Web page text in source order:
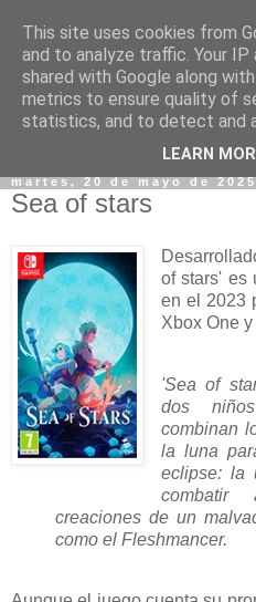
martes, 20 de mayo de 2025
Sea of stars
of stars' es
en el 2023
Xbox One
'Sea of
dos
combinan
la luna
eclipse: la
combatir
creaciones de un
como el Fleshmancer.
This site uses cookies from
and to analyze traffic. Your
shared with Google along
metrics to ensure quality of
statistics, and to detect and
LEARN